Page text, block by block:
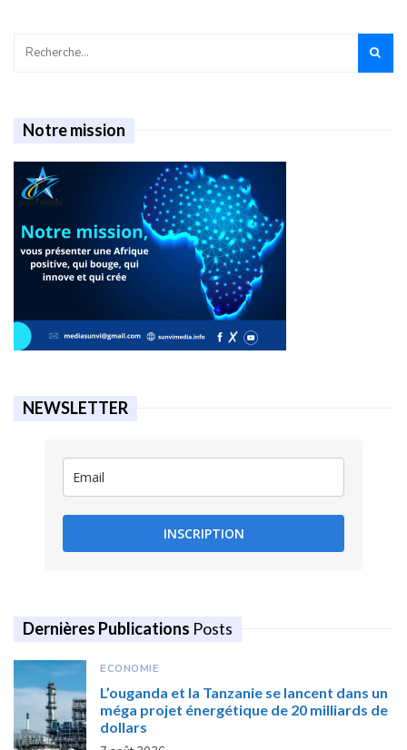
Notre mission
NEWSLETTER
INSCRIPTION
Dernières Publications Posts
ECONOMIE
L’ouganda et la Tanzanie se lancent dans un
méga projet énergétique de 20 milliards de
dollars